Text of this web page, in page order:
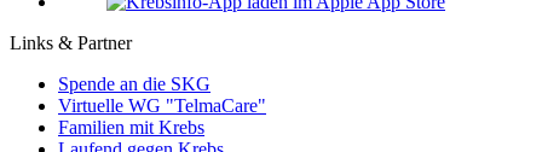
Links & Partner
Spende an die SKG
Virtuelle WG "TelmaCare"
Familien mit Krebs